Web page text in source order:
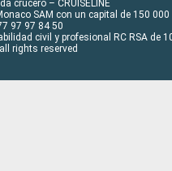
crucero – CRUISELINE
SAM con un capital de 150 000
97 97 84 50
civil y profesional RC RSA de
rights reserved